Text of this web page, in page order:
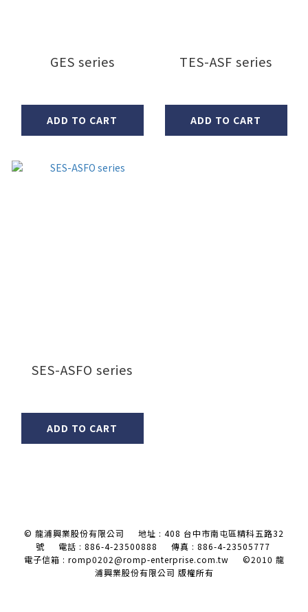
GES series
ADD TO CART
TES-ASF series
ADD TO CART
SES-ASFO series
ADD TO CART
© 龍浦興業股份有限公司 地址 : 408 台中市南屯區精科五路32
號 電話 : 886-4-23500888 傳真 : 886-4-23505777
電子信箱 : romp0202@romp-enterprise.com.tw ©2010 龍
浦興業股份有限公司 版權所有